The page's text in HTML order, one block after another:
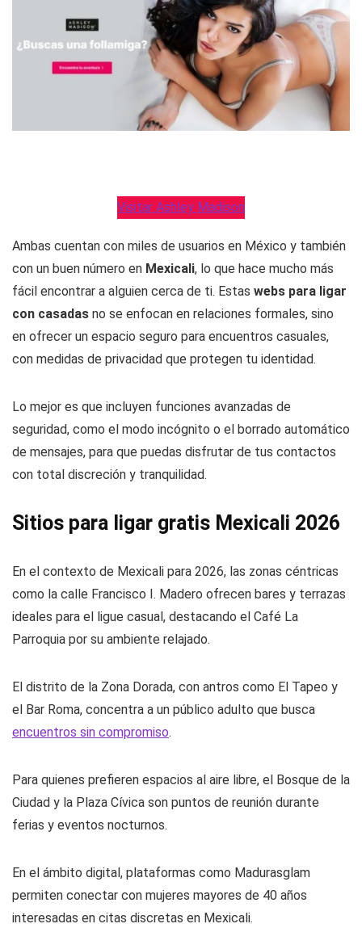
Visitar Ashley Madison
Ambas cuentan con miles de usuarios en México y también
con un buen número en Mexicali, lo que hace mucho más
fácil encontrar a alguien cerca de ti. Estas webs para ligar
con casadas no se enfocan en relaciones formales, sino
en ofrecer un espacio seguro para encuentros casuales,
con medidas de privacidad que protegen tu identidad.
Lo mejor es que incluyen funciones avanzadas de
seguridad, como el modo incógnito o el borrado automático
de mensajes, para que puedas disfrutar de tus contactos
con total discreción y tranquilidad.
Sitios para ligar gratis Mexicali 2026
En el contexto de Mexicali para 2026, las zonas céntricas
como la calle Francisco I. Madero ofrecen bares y terrazas
ideales para el ligue casual, destacando el Café La
Parroquia por su ambiente relajado.
El distrito de la Zona Dorada, con antros como El Tapeo y
el Bar Roma, concentra a un público adulto que busca
encuentros sin compromiso.
Para quienes prefieren espacios al aire libre, el Bosque de la
Ciudad y la Plaza Cívica son puntos de reunión durante
ferias y eventos nocturnos.
En el ámbito digital, plataformas como Madurasglam
permiten conectar con mujeres mayores de 40 años
interesadas en citas discretas en Mexicali.